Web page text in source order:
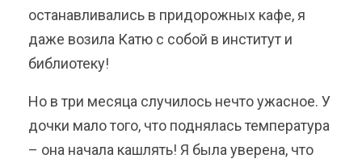
останавливались в придорожных кафе, я
даже возила Катю с собой в институт и
библиотеку!
Но в три месяца случилось нечто ужасное. У
дочки мало того, что поднялась температура
– она начала кашлять! Я была уверена, что